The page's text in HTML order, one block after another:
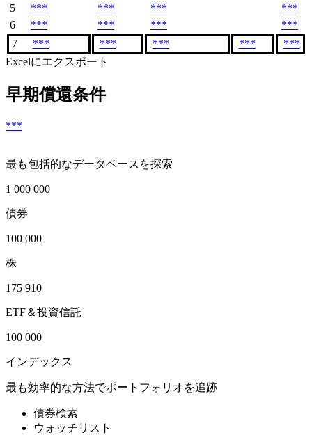
5
*** *** ***
***
6
*** *** ***
***
7
*** *** *** ***
***
Excelにエクスポート
早期償還条件
***
最も包括的なデータベースを探索
1 000 000
債券
100 000
株
175 910
ETF＆投資信託
100 000
インデックス
最も効率的な方法でポートフォリオを追跡
債券検索
ウォッチリスト